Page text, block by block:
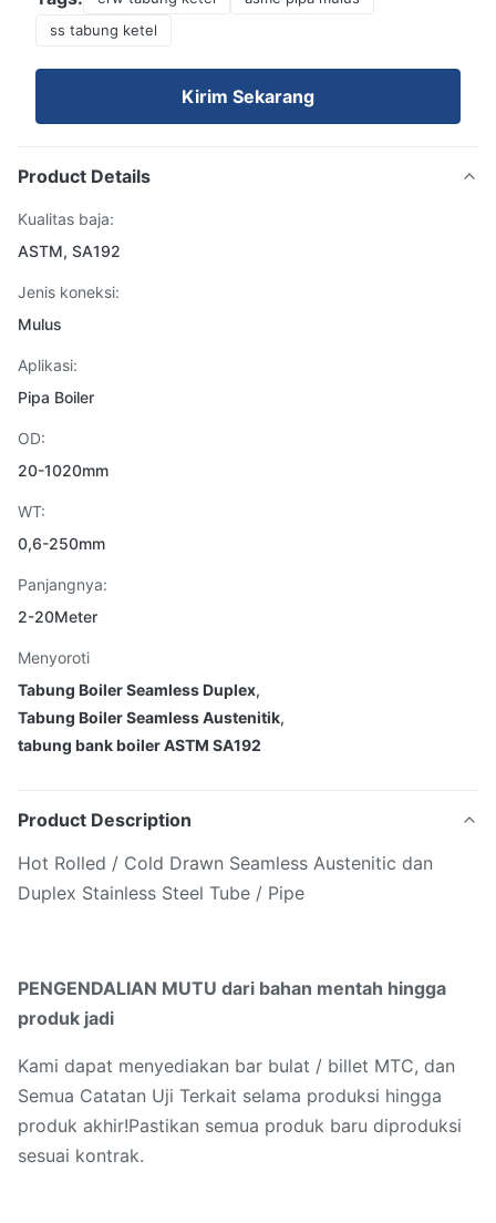
ss tabung ketel
Kirim Sekarang
Product Details
Kualitas baja:
ASTM, SA192
Jenis koneksi:
Mulus
Aplikasi:
Pipa Boiler
OD:
20-1020mm
WT:
0,6-250mm
Panjangnya:
2-20Meter
Menyoroti
Tabung Boiler Seamless Duplex,
Tabung Boiler Seamless Austenitik,
tabung bank boiler ASTM SA192
Product Description
Hot Rolled / Cold Drawn Seamless Austenitic dan
Duplex Stainless Steel Tube / Pipe
PENGENDALIAN MUTU dari bahan mentah hingga
produk jadi
Kami dapat menyediakan bar bulat / billet MTC, dan
Semua Catatan Uji Terkait selama produksi hingga
produk akhir!Pastikan semua produk baru diproduksi
sesuai kontrak.